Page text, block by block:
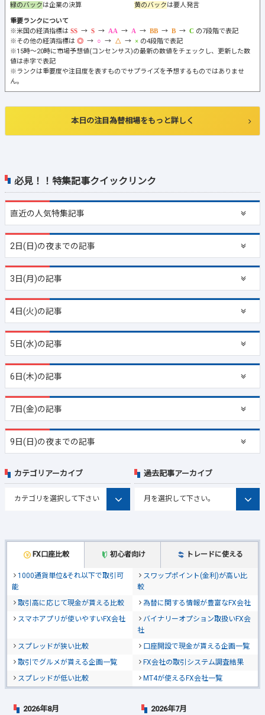
必見！！特集記事クイックリンク
直近の人気特集記事
2日(日)の夜までの記事
3日(月)の記事
4日(火)の記事
5日(水)の記事
6日(木)の記事
7日(金)の記事
9日(日)の夜までの記事
緑のバックは企業の決算 黄のバックは要人発言
重要ランクについて
※米国の経済指標は
→ → → → → →
の7段階で表記
※その他の経済指標は
→ → →
の4段階で表記
※15時～20時に市場予想値(コンセンサス)の最新の数値をチェックし、更新した数
値は赤字で表記
※ランクは重要度や注目度を表すものでサプライズを予想するものではありませ
ん。
本日の注目為替相場をもっと詳しく
FX口座比較 初心者向け トレードに使える
1000通貨単位&それ以下で取引可
能
スワップポイント(金利)が高い比
較
取引高に応じて現金が貰える比較
為替に関する情報が豊富なFX会社
スマホアプリが使いやすいFX会社
バイナリーオプション取扱いFX会
社
スプレッドが狭い比較
口座開設で現金が貰える企画一覧
取引でグルメが貰える企画一覧
FX会社の取引システム調査結果
スプレッドが低い比較
MT4が使えるFX会社一覧
カテゴリアーカイブ 過去記事アーカイブ
2026年8月 2026年7月